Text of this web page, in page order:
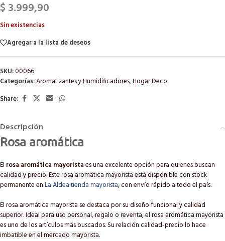
$ 3.999,90
Sin existencias
Agregar a la lista de deseos
SKU:00066
Categorías:Aromatizantes y Humidificadores,Hogar Deco
Share:
Descripción
Rosa aromática
El rosa aromática mayoristaes una excelente opción para quienes buscan
calidad y precio. Este rosa aromática mayorista está disponible con stock
permanente enLa Aldea tienda mayorista, con envío rápido a todo el país.
El rosa aromática mayorista se destaca por su diseño funcional y calidad
superior. Ideal para uso personal, regalo o reventa, el rosa aromática mayorista
es uno de los artículos más buscados. Su relación calidad-precio lo hace
imbatible en el mercado mayorista.